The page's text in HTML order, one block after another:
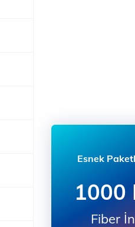
Esnek
1000
Fiber